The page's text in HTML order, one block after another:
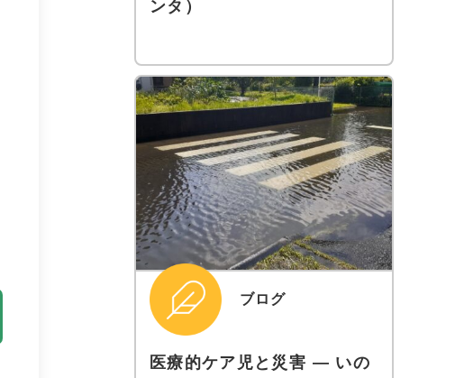
ンタ）
ブログ
医療的ケア児と災害 ― いの